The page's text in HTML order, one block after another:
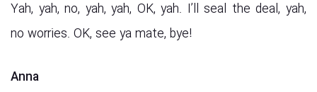
Yah, yah, no, yah, yah, OK, yah. I’ll seal the deal, yah,
no worries. OK, see ya mate, bye!
Anna